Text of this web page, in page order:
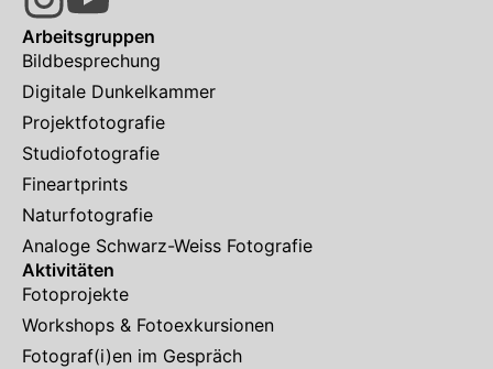
Arbeitsgruppen
Bildbesprechung
Digitale Dunkelkammer
Projektfotografie
Studiofotografie
Fineartprints
Naturfotografie
Analoge Schwarz-Weiss Fotografie
Aktivitäten
Fotoprojekte
Workshops & Fotoexkursionen
Fotograf(i)en im Gespräch